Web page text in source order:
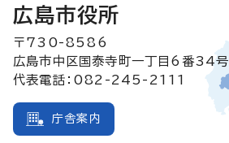
広島市役所
〒730-8586
広島市中区国泰寺町一丁目6番34号
代表電話：082-245-2111
庁舎案内